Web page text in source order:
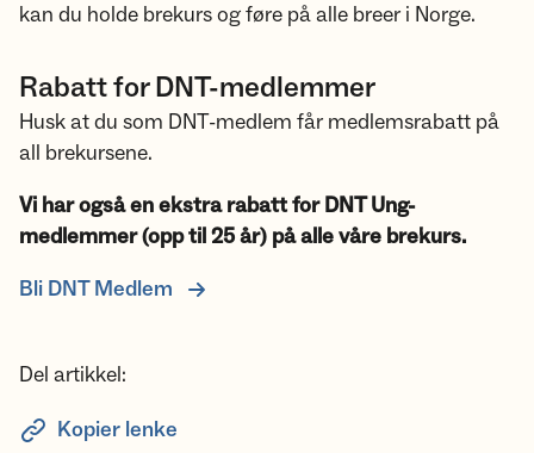
kan du holde brekurs og føre på alle breer i Norge.
Rabatt for DNT-medlemmer
Husk at du som DNT-medlem får medlemsrabatt på
all brekursene.
Vi har også en ekstra rabatt for DNT Ung-
medlemmer (opp til 25 år) på alle våre brekurs.
Bli DNT Medlem
Del artikkel:
Kopier lenke